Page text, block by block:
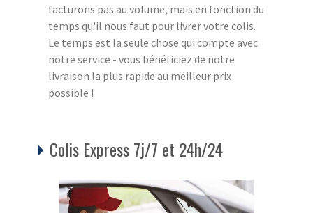
facturons pas au volume, mais en fonction du
temps qu'il nous faut pour livrer votre colis.
Le temps est la seule chose qui compte avec
notre service - vous bénéficiez de notre
livraison la plus rapide au meilleur prix
possible !
Colis Express 7j/7 et 24h/24